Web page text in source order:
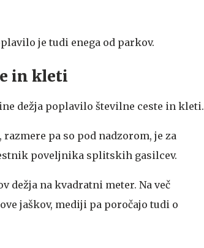
je tudi enega od parkov.
in kleti
dežja poplavilo številne ceste in kleti.
pa so pod nadzorom, je za
poveljnika splitskih gasilcev.
dežja na kvadratni meter. Na več
jaškov, mediji pa poročajo tudi o